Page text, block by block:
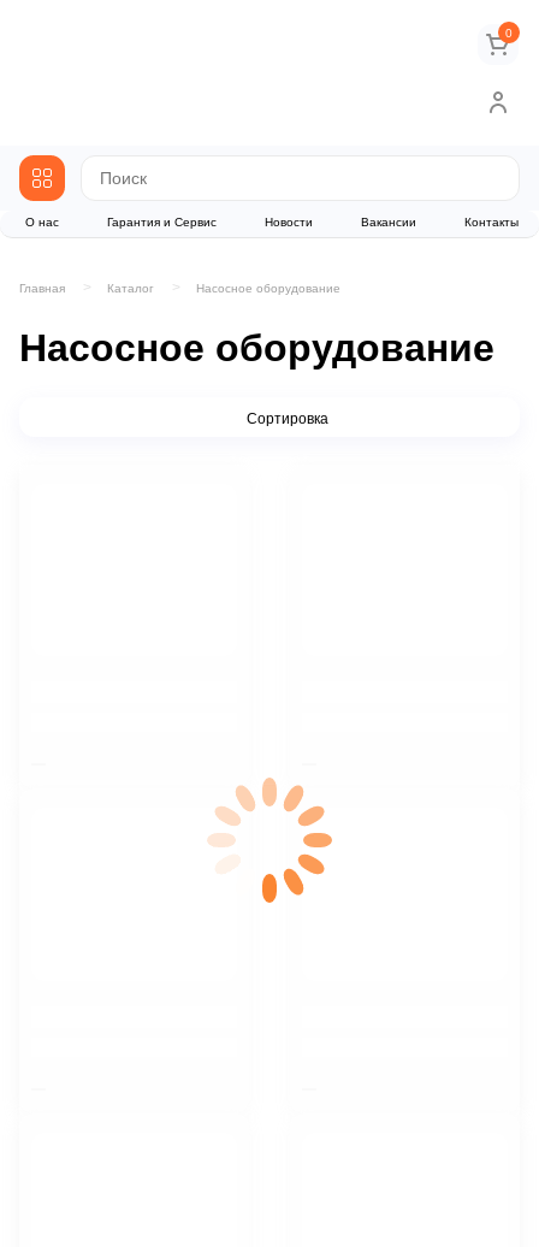
0
О нас Гарантия и Сервис Новости Вакансии Контакты
Главная Каталог Насосное оборудование
Насосное оборудование
Сортировка